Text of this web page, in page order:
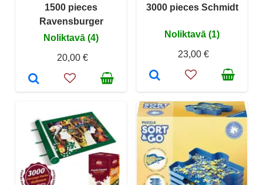
1500 pieces
Ravensburger
Noliktavā (4)
20,00 €
3000 pieces Schmidt
Noliktavā (1)
23,00 €